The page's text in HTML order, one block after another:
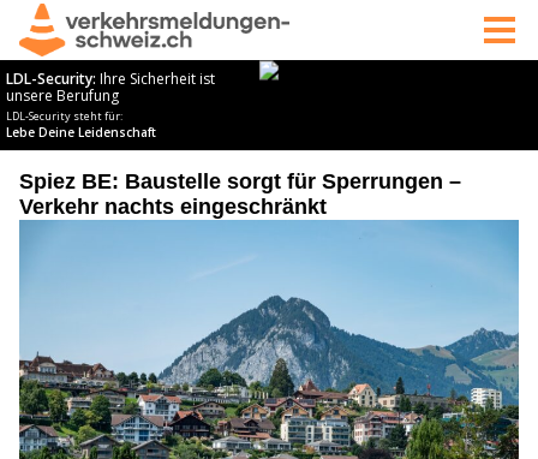
Spiez BE: Baustelle sorgt für Sperrungen –
Verkehr nachts eingeschränkt